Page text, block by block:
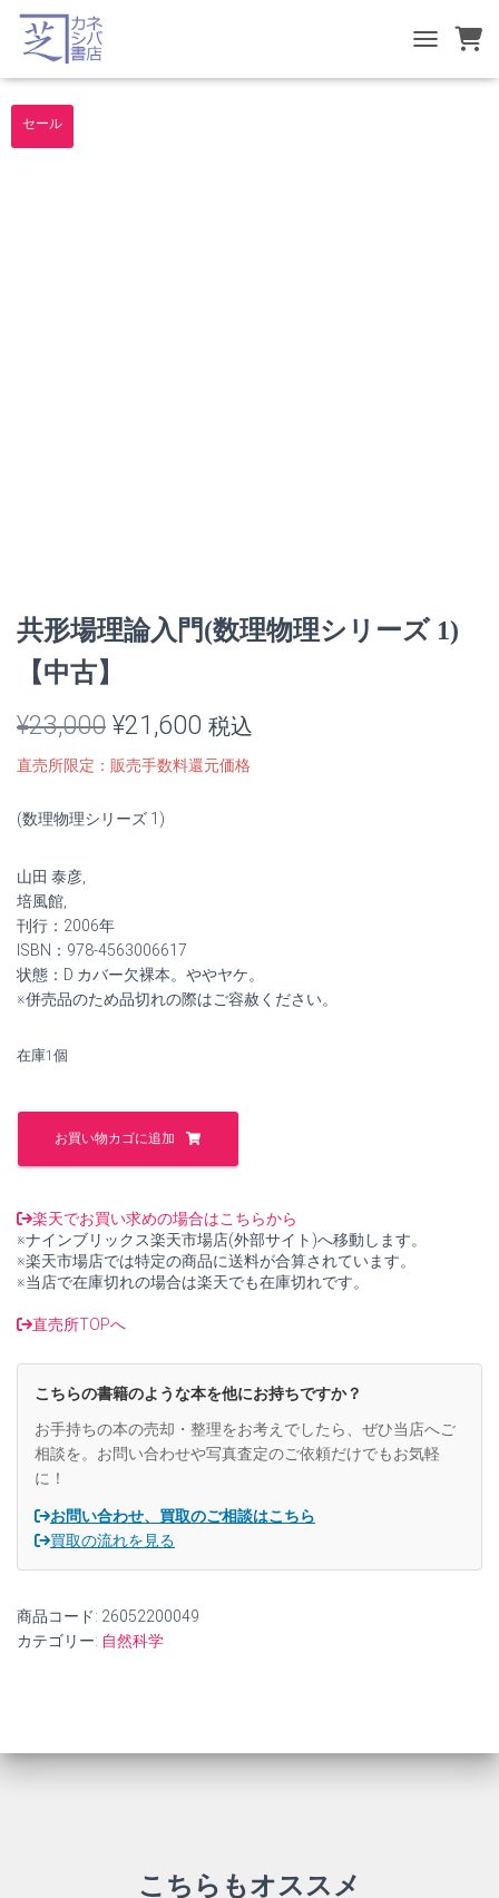
TOGGLE
セール
共形場理論入門(数理物理シリーズ 1)
【中古】
¥23,000 元
の
価
¥23,000
で
し
¥21,600 現
在
¥21,600
で
税込
直売所限定：販売手数料還元価格
(数理物理シリーズ 1)
山田 泰彦,
培風館,
刊行：2006年
ISBN：978-4563006617
状態：D カバー欠裸本。ややヤケ。
※併売品のため品切れの際はご容赦ください。
在庫1個
共
理
入
門
(数
理
理
リ
【中
古】
お買い物カゴに追加
楽天でお買い求めの場合はこちらから
※ナインブリックス楽天市場店(外部サイト)へ移動します。
※楽天市場店では特定の商品に送料が合算されています。
※当店で在庫切れの場合は楽天でも在庫切れです。
直売所TOPへ
こちらの書籍のような本を他にお持ちですか？
お手持ちの本の売却・整理をお考えでしたら、ぜひ当店へご
相談を。お問い合わせや写真査定のご依頼だけでもお気軽
に！
お問い合わせ、買取のご相談はこちら
買取の流れを見る
商品コード: 26052200049
カテゴリー: 自然科学
こちらもオススメ